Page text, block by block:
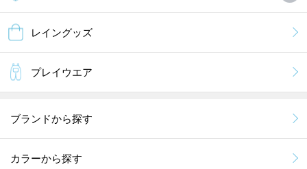
レイングッズ
プレイウエア
ブランドから探す
カラーから探す